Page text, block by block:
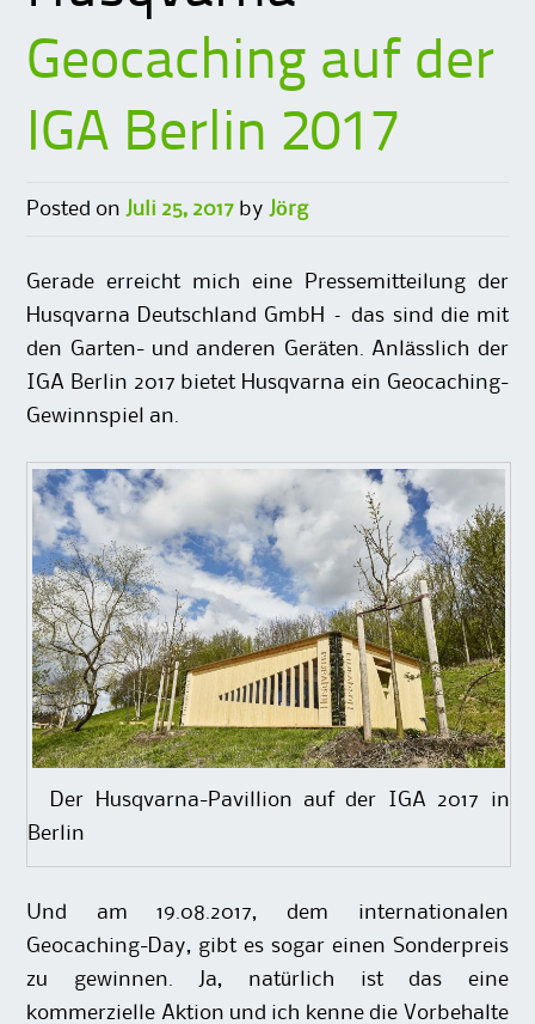
Geocaching auf der
IGA Berlin 2017
Posted on Juli 25, 2017 by Jörg
Gerade erreicht mich eine Pressemitteilung der
Husqvarna Deutschland GmbH – das sind die mit
den Garten- und anderen Geräten. Anlässlich der
IGA Berlin 2017 bietet Husqvarna ein Geocaching-
Gewinnspiel an.
Der Husqvarna-Pavillion auf der IGA 2017 in
Berlin
Und am 19.08.2017, dem internationalen
Geocaching-Day, gibt es sogar einen Sonderpreis
zu gewinnen. Ja, natürlich ist das eine
kommerzielle Aktion und ich kenne die Vorbehalte